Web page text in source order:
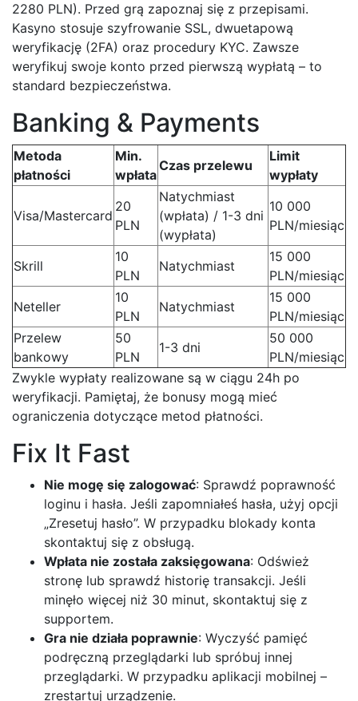
2280 PLN). Przed grą zapoznaj się z przepisami.
Kasyno stosuje szyfrowanie SSL, dwuetapową
weryfikację (2FA) oraz procedury KYC. Zawsze
weryfikuj swoje konto przed pierwszą wypłatą – to
standard bezpieczeństwa.
Banking & Payments
Metoda
płatności
Min.
wpłata
Czas przelewu
Limit
wypłaty
Visa/Mastercard
20
PLN
Natychmiast
(wpłata) / 1-3 dni
(wypłata)
10 000
PLN/miesiąc
Skrill
10
PLN
Natychmiast
15 000
PLN/miesiąc
Neteller
10
PLN
Natychmiast
15 000
PLN/miesiąc
Przelew
bankowy
50
PLN
1-3 dni
50 000
PLN/miesiąc
Zwykle wypłaty realizowane są w ciągu 24h po
weryfikacji. Pamiętaj, że bonusy mogą mieć
ograniczenia dotyczące metod płatności.
Fix It Fast
Nie mogę się zalogować: Sprawdź poprawność
loginu i hasła. Jeśli zapomniałeś hasła, użyj opcji
„Zresetuj hasło”. W przypadku blokady konta
skontaktuj się z obsługą.
Wpłata nie została zaksięgowana: Odśwież
stronę lub sprawdź historię transakcji. Jeśli
minęło więcej niż 30 minut, skontaktuj się z
supportem.
Gra nie działa poprawnie: Wyczyść pamięć
podręczną przeglądarki lub spróbuj innej
przeglądarki. W przypadku aplikacji mobilnej –
zrestartuj urządzenie.